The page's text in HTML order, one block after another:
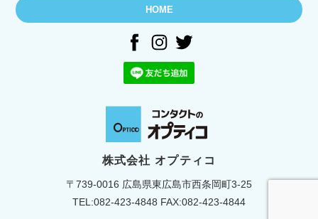
号やクレジットカード番号などの支払に関する
情報などを利用する目的
ユーザーが簡便にデータを入力できるようにす
るために，当社に登録されている情報を入力画
面に表示させたり，ユーザーのご指示に基づい
て他のサービスなど（提携先が提供するものも
代金の支払を遅滞したり第三者に損害を発生さ
せたりするなど，本サービスの利用規約に違反
したユーザーや，不正・不当な目的でサービス
を利用しようとするユーザーの利用をお断りす
定するための情報を利用する目的
ユーザーからのお問い合わせに対応するため
HOME
株式会社 オプティコ
〒739-0016 広島県東広島市西条岡町3-25
TEL:082-423-4848 FAX:082-423-4844